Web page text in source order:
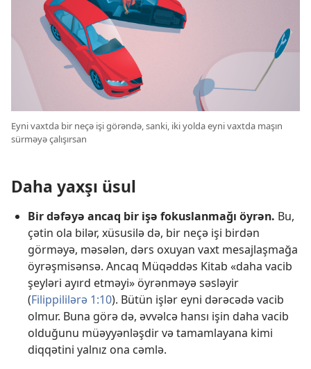
Eyni vaxtda bir neçə işi görəndə, sanki, iki yolda eyni vaxtda maşın
sürməyə çalışırsan
Daha yaxşı üsul
Bir dəfəyə ancaq bir işə fokuslanmağı öyrən. Bu,
çətin ola bilər, xüsusilə də, bir neçə işi birdən
görməyə, məsələn, dərs oxuyan vaxt mesajlaşmağa
öyrəşmisənsə. Ancaq Müqəddəs Kitab «daha vacib
şeyləri ayırd etməyi» öyrənməyə səsləyir
(Filippililərə 1:10). Bütün işlər eyni dərəcədə vacib
olmur. Buna görə də, əvvəlcə hansı işin daha vacib
olduğunu müəyyənləşdir və tamamlayana kimi
diqqətini yalnız ona cəmlə.